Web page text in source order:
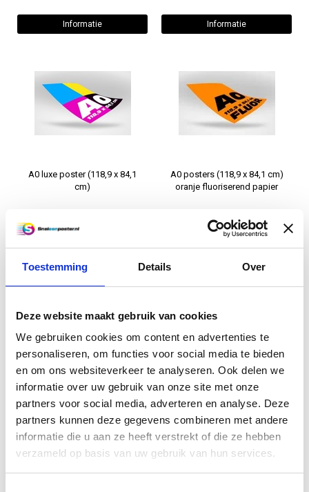
Toestemming Details Over
Deze website maakt gebruik van cookies
We gebruiken cookies om content en advertenties te
personaliseren, om functies voor social media te bieden
en om ons websiteverkeer te analyseren. Ook delen we
informatie over uw gebruik van onze site met onze
partners voor social media, adverteren en analyse. Deze
partners kunnen deze gegevens combineren met andere
informatie die u aan ze heeft verstrekt of die ze hebben
verzameld op basis van uw gebruik van hun services.
Informatie Informatie
A0 luxe poster (118,9 x 84,1
cm)
A0 posters (118,9 x 84,1 cm)
oranje fluoriserend papier
€9,95
A0 formaat Fluor roze
posters (118,9 x 84,1 cm)
roze fluoriserend papier
€9,95
A0 posters (118,9 x 84,1 cm)
geel fluoriserend papier
€9,95